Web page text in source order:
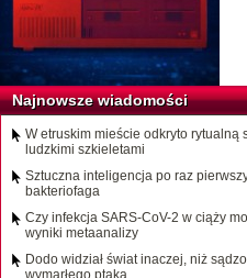
Najnowsze wiadomości
W etruskim mieście odkryto
ludzkimi szkieletami
Sztuczna inteligencja po raz
bakteriofaga
Czy infekcja SARS-CoV-2 w ciąży
wyniki metaanalizy
Dodo widział świat inaczej, niż